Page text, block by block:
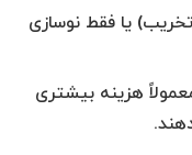
یا فقط نوسازی
هزینه بیشتری